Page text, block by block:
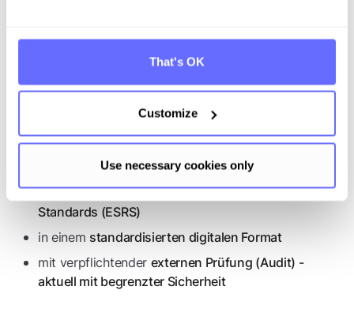
That's OK
Customize
Use necessary cookies only
Wie müssen Unternehmen berichten?
Unternehmen, die unter die CSRD fallen, müssen ihre
Nachhaltigkeitsinformationen als Teil des Lageberichts
im Geschäftsbericht veröffentlichen.
Die Berichterstattung erfolgt:
nach denEuropean Sustainability Reporting
Standards (ESRS)
in einem standardisierten digitalen Format
mit verpflichtender externen Prüfung (Audit) -
aktuell mit begrenzter Sicherheit